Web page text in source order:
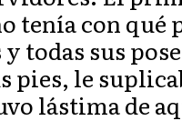
tenía con qué
todas sus
pies, le
lástima de